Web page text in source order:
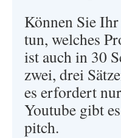
Können Sie
tun, welches
ist auch in 30
zwei, drei
es erfordert
Youtube gibt
pitch.